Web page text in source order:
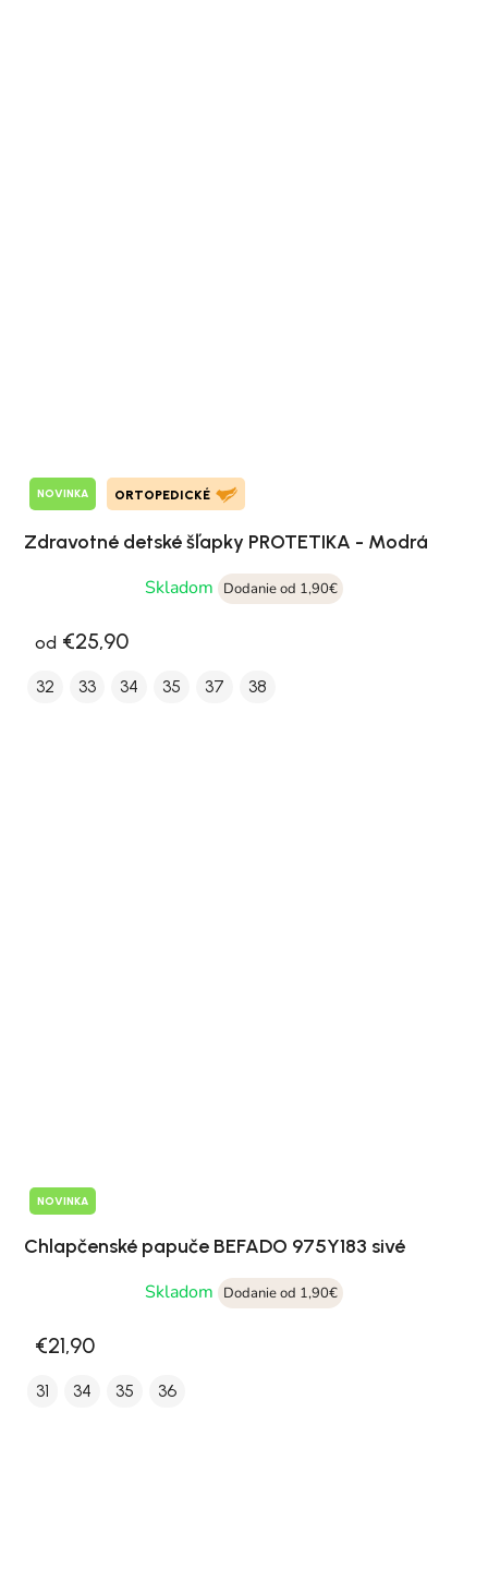
NOVINKA ORTOPEDICKÉ
Zdravotné detské šľapky PROTETIKA - Modrá
Skladom
Dodanie od 1,90€
od €25,90
32 33 34 35 37 38
NOVINKA
Chlapčenské papuče BEFADO 975Y183 sivé
Skladom
Dodanie od 1,90€
€21,90
31 34 35 36